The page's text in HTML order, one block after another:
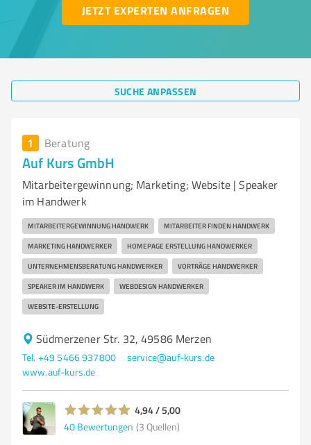
JETZT EXPERTEN ANFRAGEN
SUCHE ANPASSEN
1 Beratung
Auf Kurs GmbH
Mitarbeitergewinnung; Marketing; Website | Speaker
im Handwerk
MITARBEITERGEWINNUNG HANDWERK MITARBEITER FINDEN HANDWERK
MARKETING HANDWERKER HOMEPAGE ERSTELLUNG HANDWERKER
UNTERNEHMENSBERATUNG HANDWERKER VORTRÄGE HANDWERKER
SPEAKER IM HANDWERK WEBDESIGN HANDWERKER
WEBSITE-ERSTELLUNG
Südmerzener Str. 32, 49586 Merzen
Tel. +49 5466 937800
service@auf-kurs.de
www.auf-kurs.de
4,94 / 5,00
40 Bewertungen (3 Quellen)